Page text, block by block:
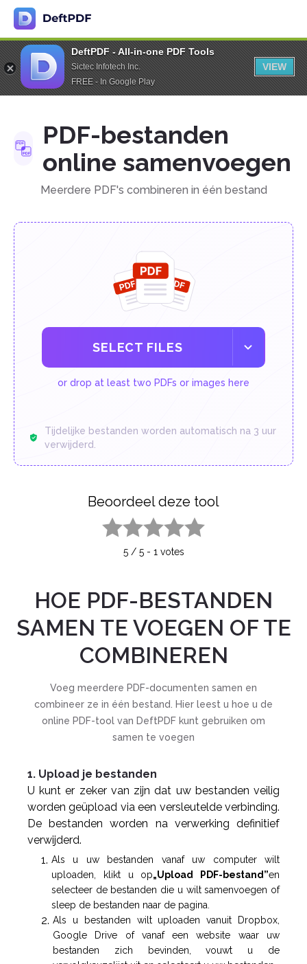
DeftPDF - All-in-one PDF Tools
Sictec Infotech Inc.
FREE - In Google Play
VIEW
PDF-bestanden
online samenvoegen
Meerdere PDF's combineren in één bestand
SELECT FILES
or drop at least two PDFs or images here
Tijdelijke bestanden worden automatisch na 3 uur
verwijderd.
Beoordeel deze tool
5/ 5- 1 votes
HOE PDF-BESTANDEN
SAMEN TE VOEGEN OF TE
COMBINEREN
Voeg meerdere PDF-documenten samen en
combineer ze in één bestand. Hier leest u hoe u de
online PDF-tool van DeftPDF kunt gebruiken om
samen te voegen
1. Upload je bestanden
U kunt er zeker van zijn dat uw bestanden veilig
worden geüpload via een versleutelde verbinding.
De bestanden worden na verwerking definitief
verwijderd.
Als u uw bestanden vanaf uw computer wilt
uploaden, klikt u op„Upload PDF-bestand”en
selecteer de bestanden die u wilt samenvoegen of
sleep de bestanden naar de pagina.
Als u bestanden wilt uploaden vanuit Dropbox,
Google Drive of vanaf een website waar uw
bestanden zich bevinden, vouwt u de